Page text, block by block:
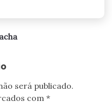
será publicado.
com*